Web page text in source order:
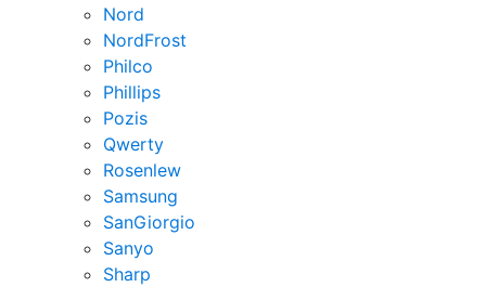
Nord
NordFrost
Philco
Phillips
Pozis
Qwerty
Rosenlew
Samsung
SanGiorgio
Sanyo
Sharp